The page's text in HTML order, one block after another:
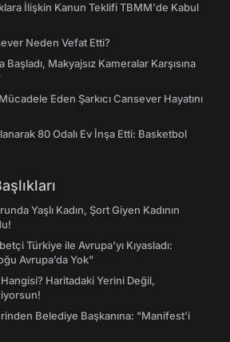
İlişkin Kanun Teklifi TBMM'de Kabul
Neden Vefat Etti?
Başladı, Makyajsız Kameralar Karşısına
Eden Şarkıcı Cansever Hayatını
80 Odalı Ev İnşa Etti: Basketbol
Yaşlı Kadın, Şort Giyen Kadının
Türkiye ile Avrupa'yı Kıyasladı:
Avrupa’da Yok"
Haritadaki Yerini Değil,
Belediye Başkanına: "Manifest’i